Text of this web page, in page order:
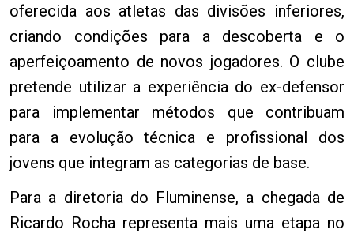
oferecida aos atletas das divisões inferiores,
criando condições para a descoberta e o
aperfeiçoamento de novos jogadores. O clube
pretende utilizar a experiência do ex-defensor
para implementar métodos que contribuam
para a evolução técnica e profissional dos
jovens que integram as categorias de base.
Para a diretoria do Fluminense, a chegada de
Ricardo Rocha representa mais uma etapa no